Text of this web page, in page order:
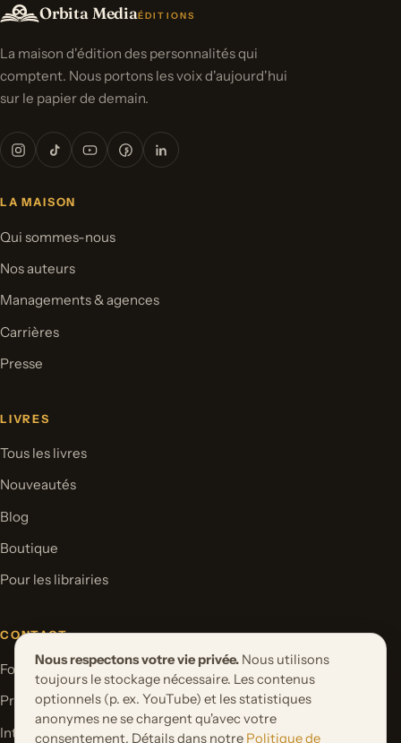
Orbita MediaÉDITIONS
La maison d'édition des personnalités qui
comptent. Nous portons les voix d'aujourd'hui
sur le papier de demain.
LA MAISON
Qui sommes-nous
Nos auteurs
Managements & agences
Carrières
Presse
LIVRES
Tous les livres
Nouveautés
Blog
Boutique
Pour les librairies
CONTACT
Formulaire de contact
Proposer un projet de livre
International Rights
Nous respectons votre vie privée. Nous utilisons
toujours le stockage nécessaire. Les contenus
optionnels (p. ex. YouTube) et les statistiques
anonymes ne se chargent qu'avec votre
consentement. Détails dans notre Politique de